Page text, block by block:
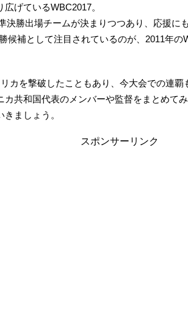
げているWBC2017。
決勝出場チームが決まりつつあり、応援に
候補として注目されているのが、2011年
カを撃破したこともあり、今大会での連覇
カ共和国代表のメンバーや監督をまとめてみ
ましょう。
スポンサーリンク